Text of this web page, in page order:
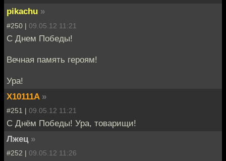
pikachu »
#250 | 09.05.12 11:21
С Днем Победы!
Вечная память героям!
Ура!
X10111A »
#251 | 09.05.12 11:21
С Днём Победы! Ура, товарищи!
Лжец »
#252 | 09.05.12 11:26